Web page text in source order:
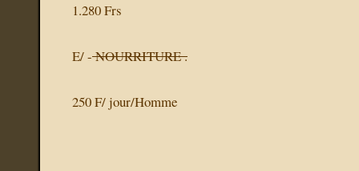
1.280 Frs
E/ -NOURRITURE .
250 F/ jour/Homme